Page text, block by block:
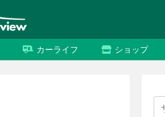
カーライフ ショップ